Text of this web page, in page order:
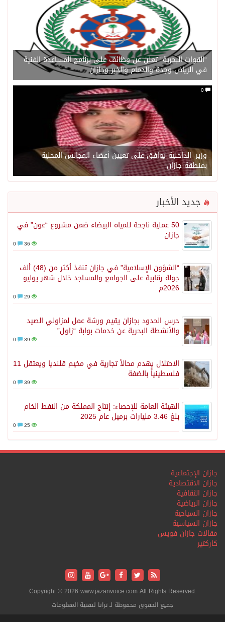
“القوات البحرية” تعلن عن وظائف على برنامج المساعدة الفنية
في الرياض وجدة والدمام والخبر وجازان
وزير_الداخلية يوافق على تعيين أعضاء المجالس المحلية
بمنطقة جازان
جديد الأخبار
50 عملية ناجحة للمياه البيضاء ضمن مشروع “عون” في
جازان
36
“الشؤون الإسلامية” في جازان تنفذ أكثر من (48) ألف
جولة رقابية على الجوامع والمساجد خلال شهر يوليو
2026م
29
حرس الحدود بجازان يقيم ورشة عمل لمزاولي الصيد
والأنشطة البحرية عن خدمات بوابة “زاول”
39
الاحتلال يهدم محالاً تجارية في مخيم قلنديا ويعتقل 11
فلسطينياً بالضفة
39
الهيئة العامة للإحصاء: إنتاج المملكة من النفط الخام
بلغ 3.46 مليارات برميل عام 2025
25
جازان الإجتماعية
جازان الاقتصادية
جازان الثقافية
جازان الرياضية
جازان السياحية
جازان السياسية
مقالات جازان فويس
كاركتير
Copyright © 2026 www.jazanvoice.com All Rights Reserved.
جميع الحقوق محفوظة لـ ترانا لتقنية المعلومات